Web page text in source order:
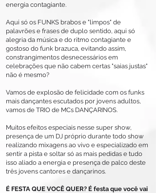
energia contagiante.
Aqui só os FUNKS brabos e "limpos" de
palavrões e frases de duplo sentido, aqui só
alegria da música e do ritmo contagiante e
gostoso do funk brazuca, evitando assim,
constrangimentos desnecessários em
celebrações que não cabem certas "saias justas"
não é mesmo?
Vamos de explosão de felicidade com os funks
mais dançantes escutados por jovens adultos,
vamos de TRIO de MCs DANÇARINOS.
Muitos efeitos especiais nesse super show,
presença de um DJ próprio durante todo show
realizando mixagens ao vivo e especializado em
sentir a pista e soltar só as mais pedidas e tudo
isso aliado a energia e presença de palco deste
três jovens cantores e dançarinos.
É FESTA QUE VOCÊ QUER? É festa que você vai